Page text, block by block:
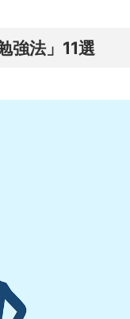
強法」11選